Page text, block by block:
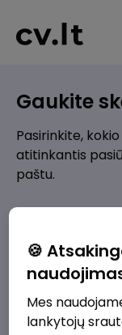
Gaukite
Pasirinkite,
atitinkantis
paštu.
Pridėti naują
Kokios srities
🍪
Mes
lankytojų